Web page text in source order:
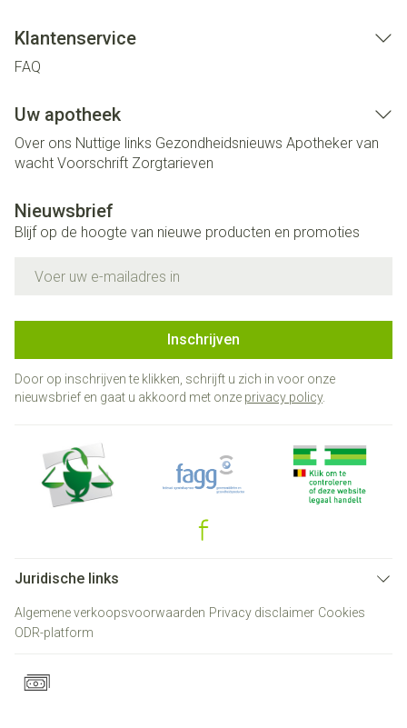
Klantenservice
FAQ
Uw apotheek
Over ons Nuttige links Gezondheidsnieuws Apotheker van
wacht Voorschrift Zorgtarieven
Nieuwsbrief
Blijf op de hoogte van nieuwe producten en promoties
Inschrijven
Door op inschrijven te klikken, schrijft u zich in voor onze
nieuwsbrief en gaat u akkoord met onze privacy policy.
Juridische links
Algemene verkoopsvoorwaarden Privacy disclaimer Cookies
ODR-platform